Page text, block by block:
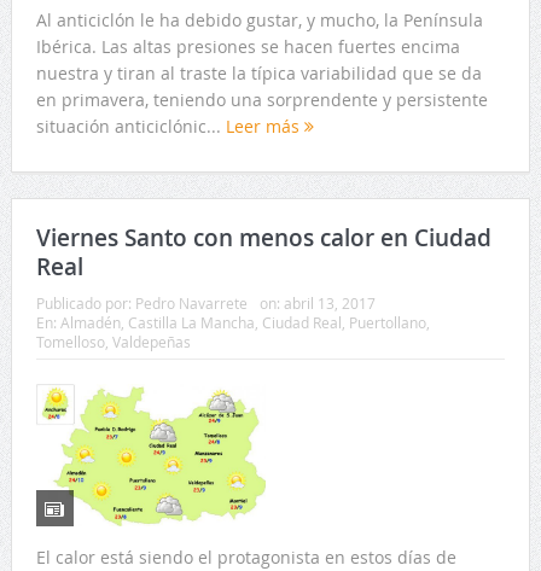
Al anticiclón le ha debido gustar, y mucho, la Península
Ibérica. Las altas presiones se hacen fuertes encima
nuestra y tiran al traste la típica variabilidad que se da
en primavera, teniendo una sorprendente y persistente
situación anticiclónic... Leer más
Viernes Santo con menos calor en Ciudad
Real
Publicado por: Pedro Navarrete on: abril 13, 2017
En: Almadén Castilla La Mancha Ciudad Real Puertollano,
Tomelloso, Valdepeñas
El calor está siendo el protagonista en estos días de